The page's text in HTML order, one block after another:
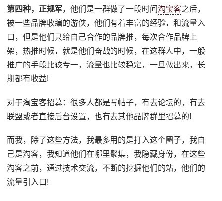
第四种，正规军，他们是一群做了一段时间淘宝客之后，
被一些品牌收编的游侠，他们有着丰富的经验，和流量入
口，但是他们只给自己合作的品牌推，每次合作品牌上
架，热推时候，就是他们奋战的时候，在这群人中，一般
推广的手段比较专一，流量也比较稳定，一旦做出来，长
期都有收益!
对于淘宝客招募：很多人都是写帖子，有去论坛的，有去
联盟或者直接后台设置，也有去其他品牌群里招募的!
而我，除了这些方法，我最多用的是打入这个圈子，我自
己是淘客，我知道他们在哪里聚集，我隐藏身份，在这些
淘客之前，通过技术交流，不断的挖掘他们的站，他们的
流量引入口!